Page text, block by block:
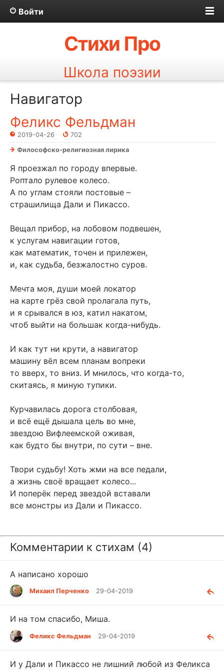
Войти
Стихи Про
Школа поэзии
Навигатор
Феликс Фельдман
2019-04-26
702
Философско-религиозная лирика
Я проезжал по городу впервые.
Роптало рулевое колесо.
А по углам стояли постовые –
страшилища Дали и Пикассо.
Вещал прибор, на лобовом подвешен,
к услугам навигации готов,
как математик, точен и прилежен,
и, как судьба, безжалостно суров.
Мечта моя, души моей локатор
на карте грёз свой пролагала путь,
и я срывался в юз, катил накатом,
чтоб выйти на большак когда-нибудь.
И как тут ни крути, а навигатор
машину вёл всем планам вопреки
то вверх, то вниз. И мнилось, что когда-то,
скитаясь, я миную тупики.
Курчавилась дорога столбовая,
и всё ещё дышала цель во мне,
звездою Вифлеемской оживая,
как будто бы внутри, по сути – вне.
Твори судьбу! Хоть жми на все педали,
а жизнь своё вращает колесо...
И поперёк перед звездой вставали
все монстры из Дали и Пикассо.
Комментарии к стихам (4)
А написано хорошо
Михаил Перченко 29-04-2019
И на том спасибо, Миша.
Феликс Фельдман 29-04-2019
И у Дали и Пикассо не лишний любой из Феликса